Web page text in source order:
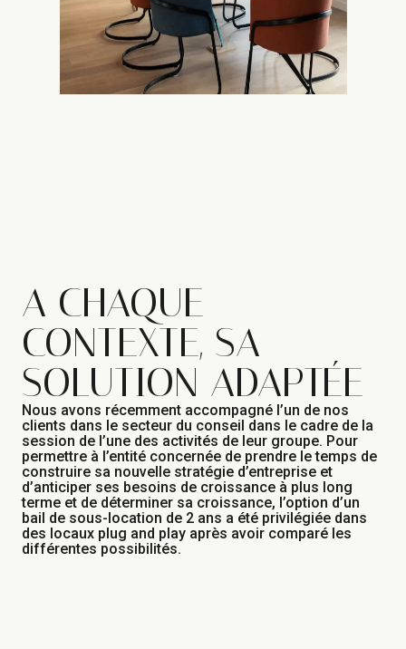
A CHAQUE
CONTEXTE, SA
SOLUTION ADAPTÉE
Nous avons récemment accompagné l’un de nos
clients dans le secteur du conseil dans le cadre de la
session de l’une des activités de leur groupe. Pour
permettre à l’entité concernée de prendre le temps de
construire sa nouvelle stratégie d’entreprise et
d’anticiper ses besoins de croissance à plus long
terme et de déterminer sa croissance, l’option d’un
bail de sous-location de 2 ans a été privilégiée dans
des locaux plug and play après avoir comparé les
différentes possibilités.